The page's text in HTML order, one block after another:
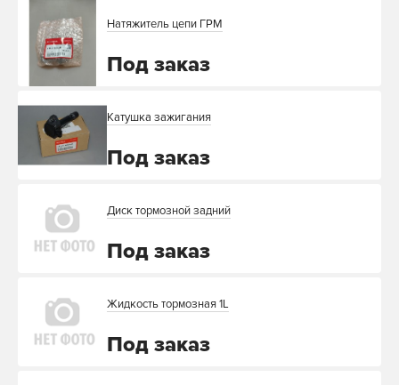
Натяжитель цепи ГРМ
Под заказ
Катушка зажигания
Под заказ
Диск тормозной задний
Под заказ
Жидкость тормозная 1L
Под заказ